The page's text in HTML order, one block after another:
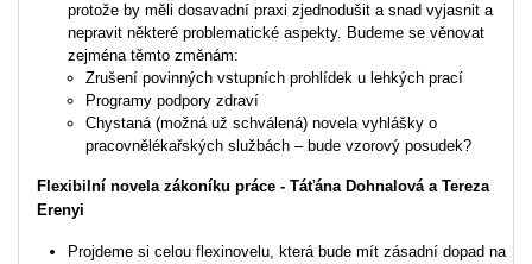
protože by měli dosavadní praxi zjednodušit a snad vyjasnit a
nepravit některé problematické aspekty. Budeme se věnovat
zejména těmto změnám:
Zrušení povinných vstupních prohlídek u lehkých prací
Programy podpory zdraví
Chystaná (možná už schválená) novela vyhlášky o
pracovnělékařských službách – bude vzorový posudek?
Flexibilní novela zákoníku práce - Táťána Dohnalová a Tereza
Erenyi
Projdeme si celou flexinovelu, která bude mít zásadní dopad na